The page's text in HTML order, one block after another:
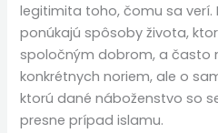
legitimita toho, čomu sa verí.
ponúkajú spôsoby života,
spoločným dobrom, a často
konkrétnych noriem, ale o
ktorú dané náboženstvo so
presne prípad islamu.